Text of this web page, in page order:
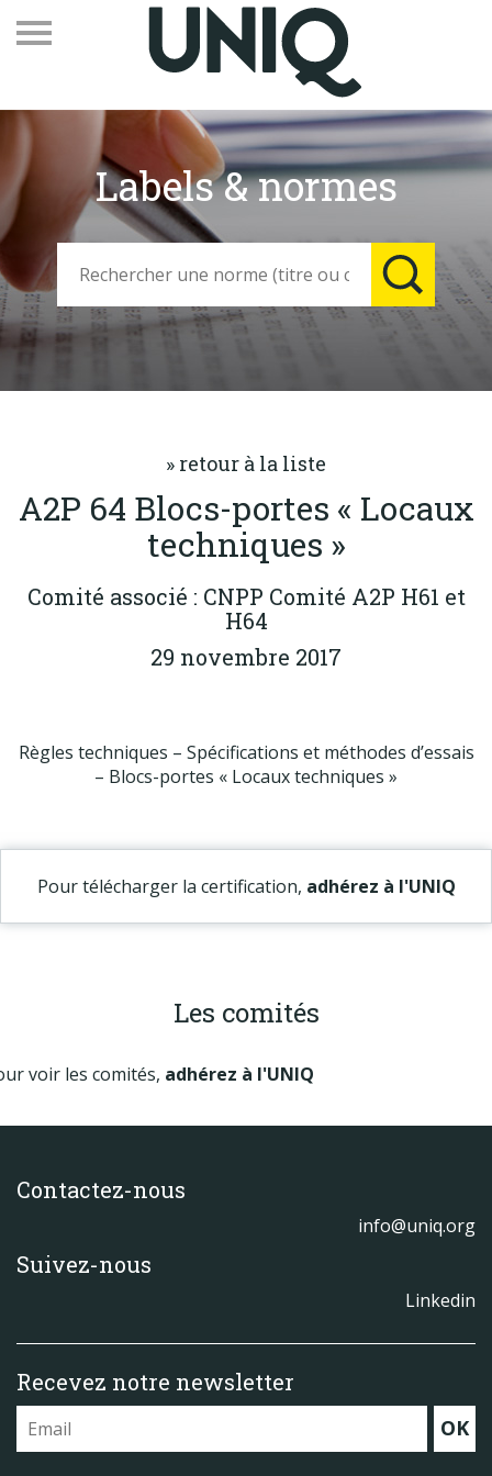
Recevez notre newsletter
Vos contacts
Espace adhérents
EN
Produits
Labels & normes
Partenaires
Labels & normes
» retour à la liste
A2P 64 Blocs-portes « Locaux
techniques »
Comité associé : CNPP Comité A2P H61 et
H64
29 novembre 2017
Règles techniques – Spécifications et méthodes d’essais
– Blocs-portes « Locaux techniques »
Pour télécharger la certification, adhérez à l'UNIQ
Les comités
voir les comités, adhérez à l'UNIQ
Contactez-nous
info@uniq.org
Suivez-nous
Linkedin
Recevez notre newsletter
OK